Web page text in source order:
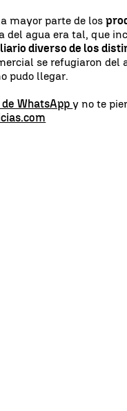
mayor parte de los
del agua era tal, que
diverso de los
se refugiaron del
pudo llegar.
WhatsAppy no te